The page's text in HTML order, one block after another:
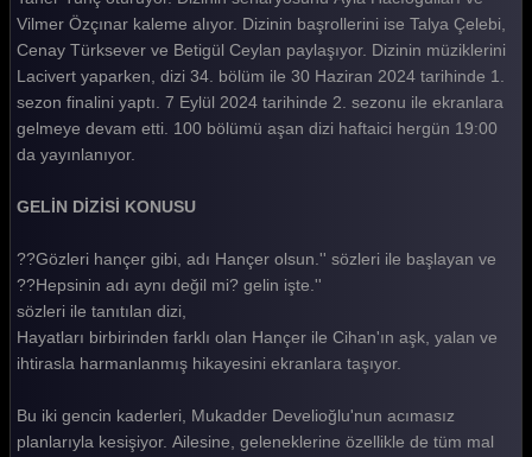
Gelin 133. Bölüm
Gelin 132. Bölüm
Gelin 131. Bölüm
Gelin 130. Bölüm
Gelin 128. Bölüm
Gelin 127. Bölüm
Gelin 126. Bölüm
Gelin 125. Bölüm
Gelin 123. Bölüm
Vilmer Özçınar kaleme alıyor. Dizinin başrollerini ise Talya Çelebi,
Cenay Türksever ve Betigül Ceylan paylaşıyor. Dizinin müziklerini
Lacivert yaparken, dizi 34. bölüm ile 30 Haziran 2024 tarihinde 1.
sezon finalini yaptı. 7 Eylül 2024 tarihinde 2. sezonu ile ekranlara
gelmeye devam etti. 100 bölümü aşan dizi haftaici hergün 19:00
da yayınlanıyor.
GELİN DİZİSİ KONUSU
??Gözleri hançer gibi, adı Hançer olsun.'' sözleri ile başlayan ve
??Hepsinin adı aynı değil mi? gelin işte.''
sözleri ile tanıtılan dizi,
Hayatları birbirinden farklı olan Hançer ile Cihan'ın aşk, yalan ve
ihtirasla harmanlanmış hikayesini ekranlara taşıyor.
Bu iki gencin kaderleri, Mukadder Develioğlu'nun acımasız
planlarıyla kesişiyor. Ailesine, geleneklerine özellikle de tüm mal